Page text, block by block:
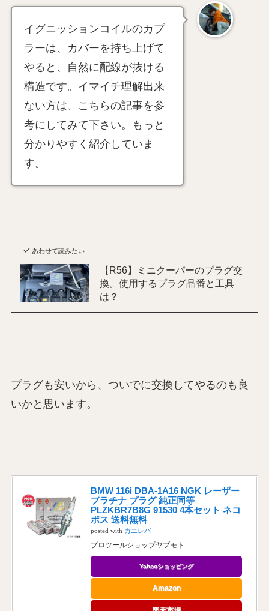
イグニッションコイルのカプ
ラーは、カバーを持ち上げて
やると、自然に配線が抜ける
構造です。イマイチ理解出来
ない方は、こちらの記事を参
考にしてみて下さい。もっと
分かりやすく紹介していま
す。
あわせて読みたい
【R56】ミニクーパーのプラグ交
換。使用するプラグ品番と工具
は？
プラグも安いから、ついでに交換してやるのも良
いかと思います。
BMW 116i DBA-1A16 NGK レーザー
プラチナ プラグ 純正同等
PLZKBR7B8G 91530 4本セット ネコ
ポス 送料無料
posted with カエレバ
プロツールショップヤブモト
Yahooショッピング
Amazon